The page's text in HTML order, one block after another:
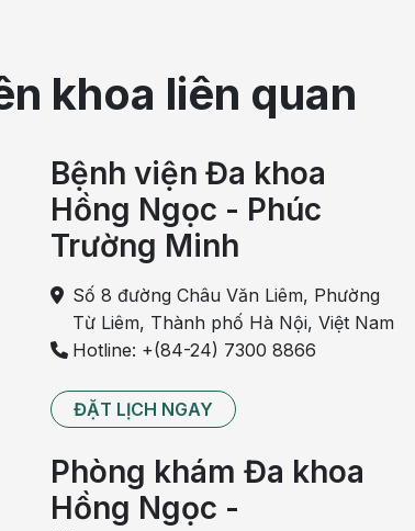
khoa liên quan
Bệnh viện Đa khoa
Hồng Ngọc - Phúc
Trường Minh
Số 8 đường Châu Văn Liêm, Phường
Từ Liêm, Thành phố Hà Nội, Việt Nam
Hotline: +(84-24) 7300 8866
ĐẶT LỊCH NGAY
Phòng khám Đa khoa
Hồng Ngọc -